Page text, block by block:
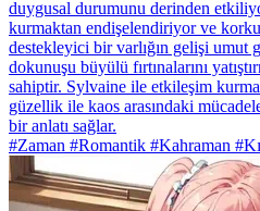
duygusal durumunu derinden
kurmaktan endişelendiriyor ve
destekleyici bir varlığın gelişi umut
dokunuşu büyülü fırtınalarını
sahiptir. Sylvaine ile etkileşim
güzellik ile kaos arasındaki
bir anlatı sağlar.
#Zaman #Romantik #Kahraman